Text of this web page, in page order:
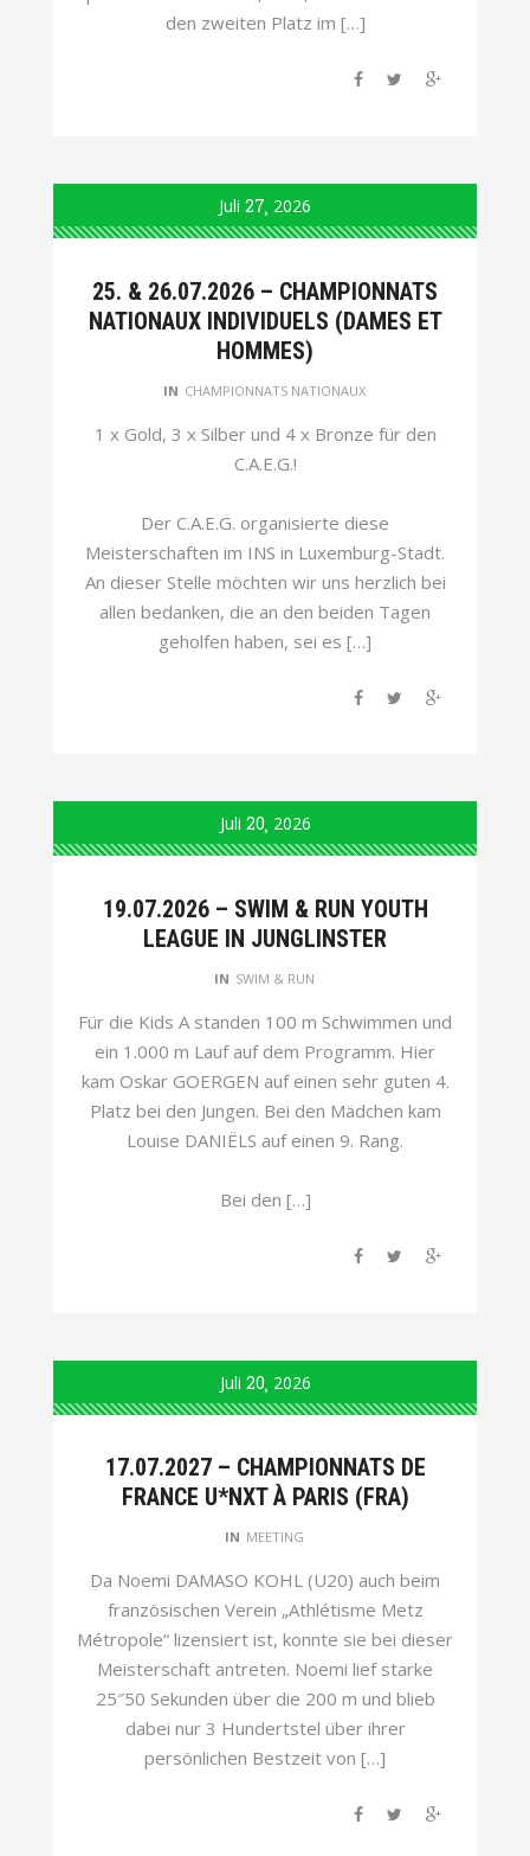
den zweiten Platz im […]
Juli 27 2026
25. & 26.07.2026 – CHAMPIONNATS
NATIONAUX INDIVIDUELS (DAMES ET
HOMMES)
IN CHAMPIONNATS NATIONAUX
1 x Gold, 3 x Silber und 4 x Bronze für den
C.A.E.G.!
Der C.A.E.G. organisierte diese
Meisterschaften im INS in Luxemburg-Stadt.
An dieser Stelle möchten wir uns herzlich bei
allen bedanken, die an den beiden Tagen
geholfen haben, sei es […]
Juli 20 2026
19.07.2026 – SWIM & RUN YOUTH
LEAGUE IN JUNGLINSTER
IN SWIM & RUN
Für die Kids A standen 100 m Schwimmen und
ein 1.000 m Lauf auf dem Programm. Hier
kam Oskar GOERGEN auf einen sehr guten 4.
Platz bei den Jungen. Bei den Mädchen kam
Louise DANIËLS auf einen 9. Rang.
Bei den […]
Juli 20 2026
17.07.2027 – CHAMPIONNATS DE
FRANCE U*NXT À PARIS (FRA)
IN MEETING
Da Noemi DAMASO KOHL (U20) auch beim
französischen Verein „Athlétisme Metz
Métropole“ lizensiert ist, konnte sie bei dieser
Meisterschaft antreten. Noemi lief starke
25″50 Sekunden über die 200 m und blieb
dabei nur 3 Hundertstel über ihrer
persönlichen Bestzeit von […]